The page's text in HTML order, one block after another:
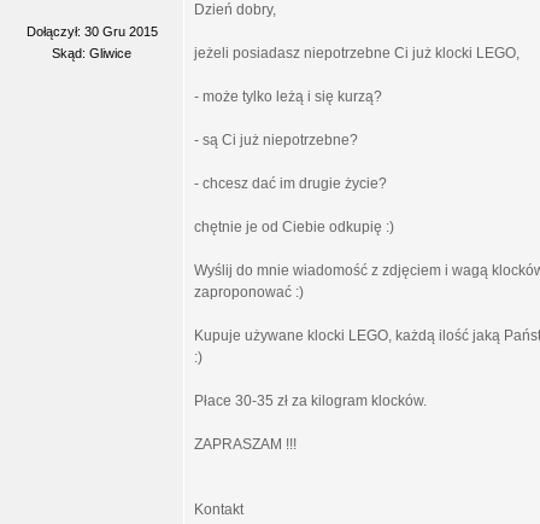
Dołączył: 30 Gru 2015
Skąd: Gliwice
Dzień dobry,
jeżeli posiadasz niepotrzebne Ci już klocki LEGO,
- może tylko leżą i się kurzą?
- są Ci już niepotrzebne?
- chcesz dać im drugie życie?
chętnie je od Ciebie odkupię :)
Wyślij do mnie wiadomość z zdjęciem i wagą
zaproponować :)
Kupuje używane klocki LEGO, każdą ilość jaką
:)
Płace 30-35 zł za kilogram klocków.
ZAPRASZAM !!!
Kontakt